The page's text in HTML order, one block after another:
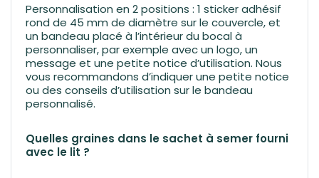
Personnalisation en 2 positions : 1 sticker adhésif
rond de 45 mm de diamètre sur le couvercle, et
un bandeau placé à l’intérieur du bocal à
personnaliser, par exemple avec un logo, un
message et une petite notice d’utilisation. Nous
vous recommandons d’indiquer une petite notice
ou des conseils d’utilisation sur le bandeau
personnalisé.
Quelles graines dans le sachet à semer fourni
avec le lit ?